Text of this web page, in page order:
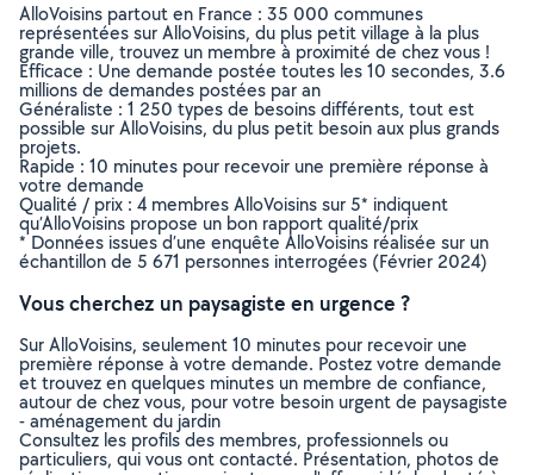
AlloVoisins partout en France : 35 000 communes
représentées sur AlloVoisins, du plus petit village à la plus
grande ville, trouvez un membre à proximité de chez vous !
Efficace : Une demande postée toutes les 10 secondes, 3.6
millions de demandes postées par an
Généraliste : 1 250 types de besoins différents, tout est
possible sur AlloVoisins, du plus petit besoin aux plus grands
projets.
Rapide : 10 minutes pour recevoir une première réponse à
votre demande
Qualité / prix : 4 membres AlloVoisins sur 5* indiquent
qu’AlloVoisins propose un bon rapport qualité/prix
* Données issues d’une enquête AlloVoisins réalisée sur un
échantillon de 5 671 personnes interrogées (Février 2024)
Vous cherchez un paysagiste en urgence ?
Sur AlloVoisins, seulement 10 minutes pour recevoir une
première réponse à votre demande. Postez votre demande
et trouvez en quelques minutes un membre de confiance,
autour de chez vous, pour votre besoin urgent de paysagiste
- aménagement du jardin
Consultez les profils des membres, professionnels ou
particuliers, qui vous ont contacté. Présentation, photos de